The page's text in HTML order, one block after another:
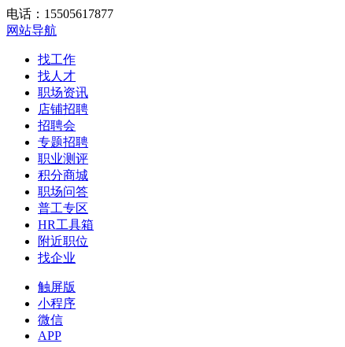
电话：15505617877
网站导航
找工作
找人才
职场资讯
店铺招聘
招聘会
专题招聘
职业测评
积分商城
职场问答
普工专区
HR工具箱
附近职位
找企业
触屏版
小程序
微信
APP